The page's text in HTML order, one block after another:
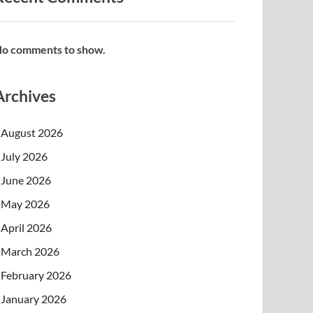
comments to show.
August 2026
July 2026
June 2026
May 2026
April 2026
March 2026
February 2026
January 2026